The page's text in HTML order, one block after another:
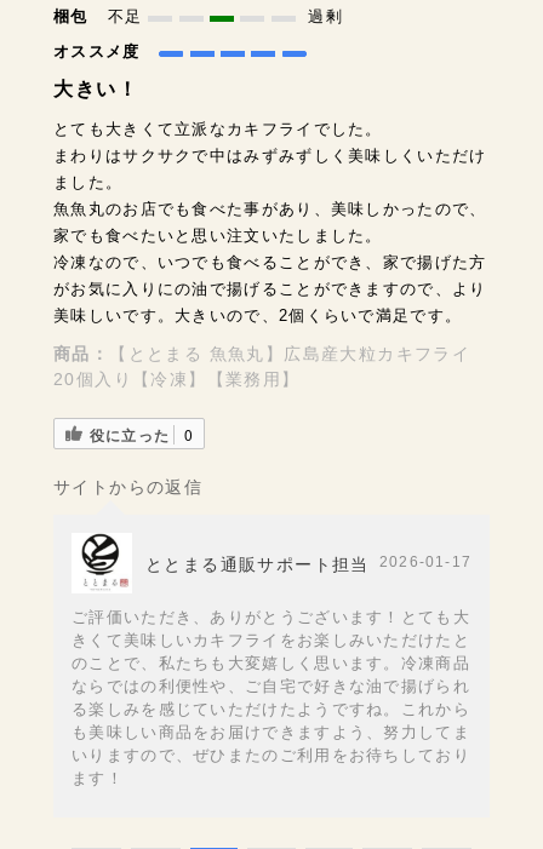
梱包
不足
過剰
オススメ度
大きい！
とても大きくて立派なカキフライでした。
まわりはサクサクで中はみずみずしく美味しくいただけ
ました。
魚魚丸のお店でも食べた事があり、美味しかったので、
家でも食べたいと思い注文いたしました。
冷凍なので、いつでも食べることができ、家で揚げた方
がお気に入りにの油で揚げることができますので、より
美味しいです。大きいので、2個くらいで満足です。
商品：
【ととまる 魚魚丸】広島産大粒カキフライ
20個入り【冷凍】【業務用】
役に立った 0
サイトからの返信
ととまる通販サポート担当 2026-01-17
ご評価いただき、ありがとうございます！とても大
きくて美味しいカキフライをお楽しみいただけたと
のことで、私たちも大変嬉しく思います。冷凍商品
ならではの利便性や、ご自宅で好きな油で揚げられ
る楽しみを感じていただけたようですね。これから
も美味しい商品をお届けできますよう、努力してま
いりますので、ぜひまたのご利用をお待ちしており
ます！